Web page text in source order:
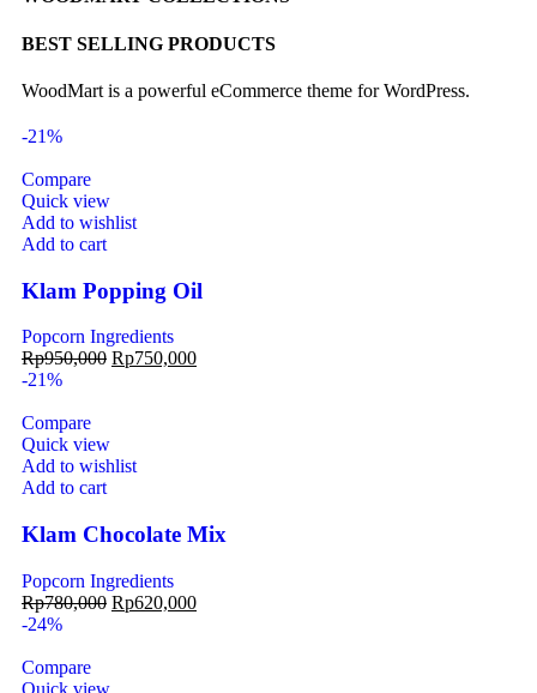
BEST SELLING PRODUCTS
WoodMart is a powerful eCommerce theme for WordPress.
-21%
Compare
Quick view
Add to wishlist
Add to cart
Klam Popping Oil
Popcorn Ingredients
Rp950,000 Rp750,000
-21%
Compare
Quick view
Add to wishlist
Add to cart
Klam Chocolate Mix
Popcorn Ingredients
Rp780,000 Rp620,000
-24%
Compare
Quick view